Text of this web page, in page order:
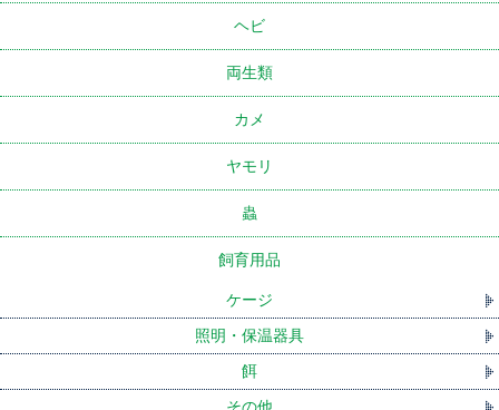
ヘビ
両生類
カメ
ヤモリ
蟲
飼育用品
ケージ
照明・保温器具
餌